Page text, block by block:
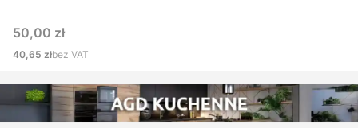
Cena
50,00 zł
Cena
40,65 złbez VAT